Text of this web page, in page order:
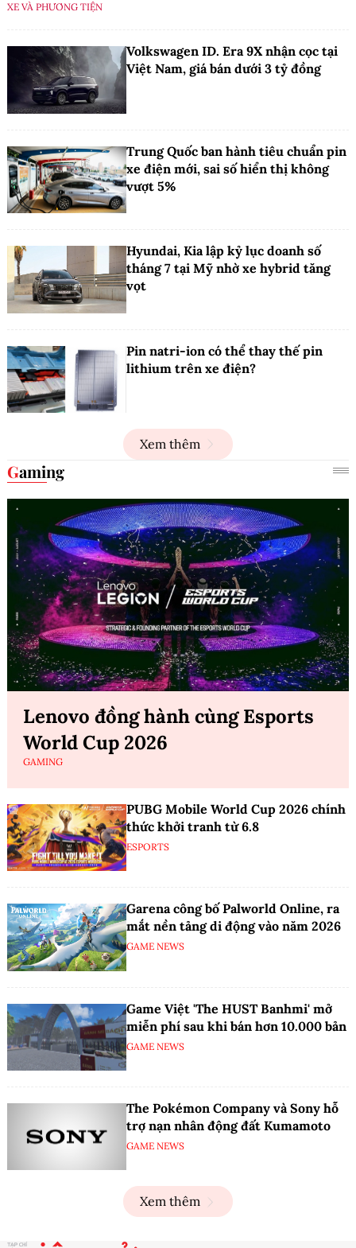
XE VÀ PHƯƠNG TIỆN
Volkswagen ID. Era 9X nhận cọc tại
Việt Nam, giá bán dưới 3 tỷ đồng
Trung Quốc ban hành tiêu chuẩn pin
xe điện mới, sai số hiển thị không
vượt 5%
Hyundai, Kia lập kỷ lục doanh số
tháng 7 tại Mỹ nhờ xe hybrid tăng
vọt
Pin natri-ion có thể thay thế pin
lithium trên xe điện?
Xem thêm
Gaming
Lenovo đồng hành cùng Esports
World Cup 2026
GAMING
PUBG Mobile World Cup 2026 chính
thức khởi tranh từ 6.8
ESPORTS
Garena công bố Palworld Online, ra
mắt nền tảng di động vào năm 2026
GAME NEWS
Game Việt 'The HUST Banhmi' mở
miễn phí sau khi bán hơn 10.000 bản
GAME NEWS
The Pokémon Company và Sony hỗ
trợ nạn nhân động đất Kumamoto
GAME NEWS
Xem thêm